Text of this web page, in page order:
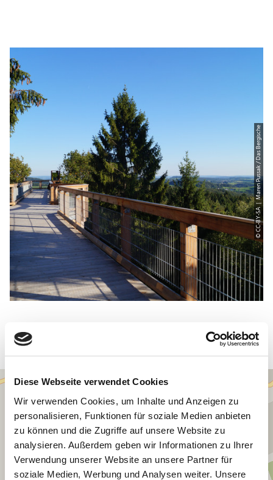
Diese Webseite verwendet Cookies
Wir verwenden Cookies, um Inhalte und Anzeigen zu
personalisieren, Funktionen für soziale Medien anbieten
zu können und die Zugriffe auf unsere Website zu
analysieren. Außerdem geben wir Informationen zu Ihrer
Verwendung unserer Website an unsere Partner für
soziale Medien, Werbung und Analysen weiter. Unsere
© CC-BY-SA | Maren Pussak / Das Bergische